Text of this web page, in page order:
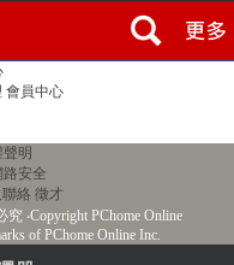
會員中心
聲明
路安全
絡 徵才
究‧Copyright PChome Online
of PChome Online Inc.